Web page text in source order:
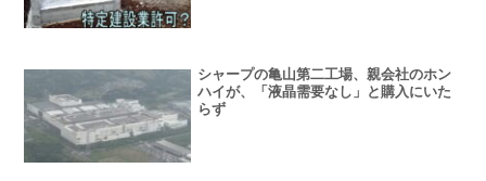
シャープの亀山第二工場、親会社のホン
ハイが、「液晶需要なし」と購入にいた
らず